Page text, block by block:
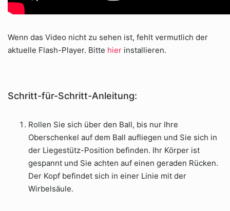
Wenn das Video nicht zu sehen ist, fehlt vermutlich der
aktuelle Flash-Player. Bitte hier installieren.
Schritt-für-Schritt-Anleitung:
Rollen Sie sich über den Ball, bis nur Ihre
Oberschenkel auf dem Ball aufliegen und Sie sich in
der Liegestütz-Position befinden. Ihr Körper ist
gespannt und Sie achten auf einen geraden Rücken.
Der Kopf befindet sich in einer Linie mit der
Wirbelsäule.